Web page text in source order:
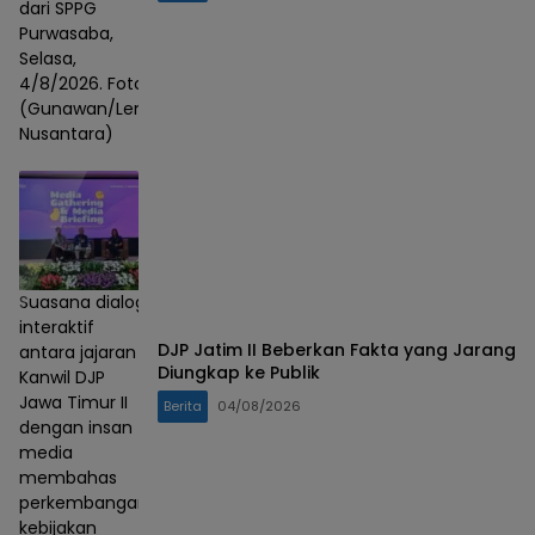
dari SPPG
Purwasaba,
Selasa,
4/8/2026. Foto :
(Gunawan/Lensa
Nusantara)
Suasana dialog
interaktif
antara jajaran
Kanwil DJP
Jawa Timur II
dengan insan
media
membahas
perkembangan
kebijakan
DJP Jatim II Beberkan Fakta yang Jarang
Diungkap ke Publik
Berita 04/08/2026